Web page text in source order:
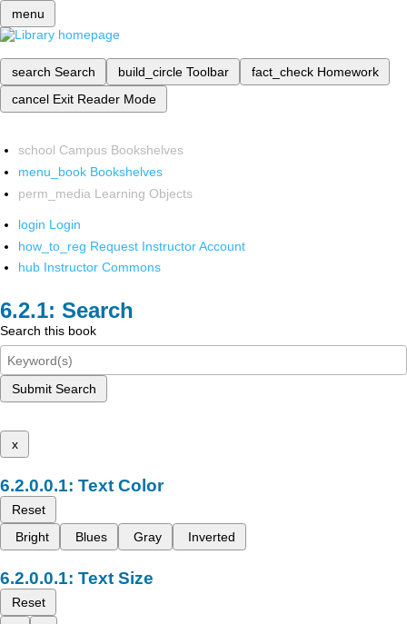
menu
search Search build_circle Toolbar fact_check Homework
cancel Exit Reader Mode
school Campus Bookshelves
menu_book Bookshelves
perm_media Learning Objects
login Login
how_to_reg Request Instructor Account
hub Instructor Commons
Search
Search this book
Submit Search
x
Text Color
Reset
Bright
Blues Gray Inverted
Text Size
Reset